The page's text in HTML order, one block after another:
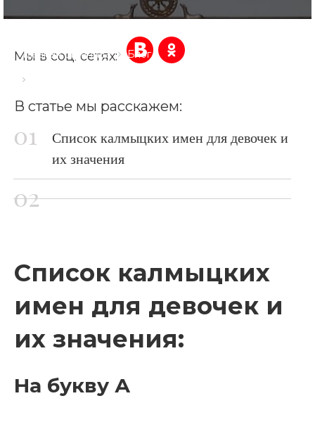
Главная страница
Блог
Мы в соц. сетях:
В статье мы расскажем:
Список калмыцких имен для девочек и
их значения
Список калмыцких
имен для девочек и
их значения:
На букву А